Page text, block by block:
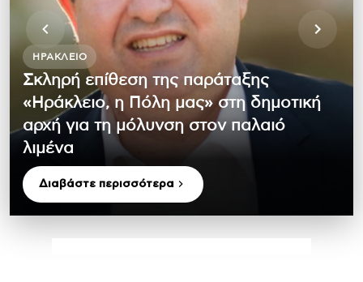
ΗΡΆΚΛΕΙΟ
Σκληρή επίθεση της παράταξης
«Ηράκλειο, η Πόλη μας» στη δημοτική
αρχή για τη μόλυνση στον παλαιό
λιμένα
Διαβάστε περισσότερα